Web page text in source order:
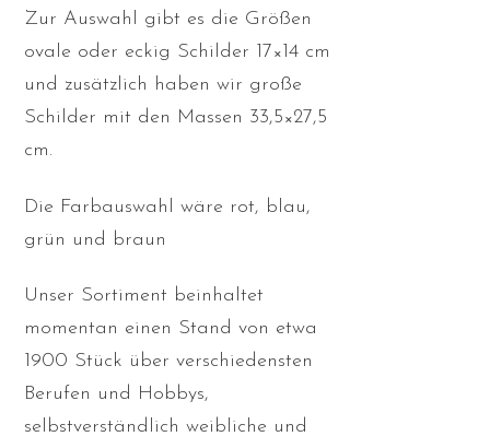
Zur Auswahl gibt es die Größen
ovale oder eckig Schilder 17×14 cm
und zusätzlich haben wir große
Schilder mit den Massen 33,5×27,5
cm.
Die Farbauswahl wäre rot, blau,
grün und braun
Unser Sortiment beinhaltet
momentan einen Stand von etwa
1900 Stück über verschiedensten
Berufen und Hobbys,
selbstverständlich weibliche und